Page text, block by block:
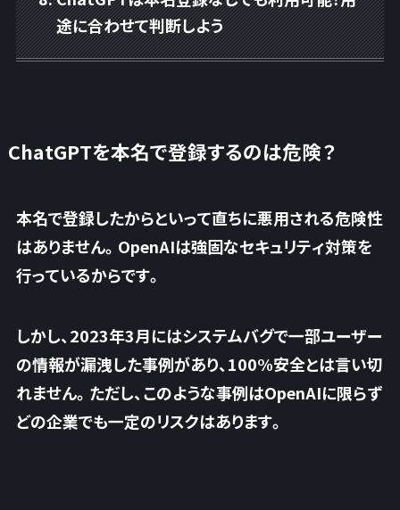
途に合わせて判断しよう
ChatGPTを本名で登録するのは危険？
本名で登録したからといって直ちに悪用される危険性
はありません。OpenAIは強固なセキュリティ対策を
行っているからです。
しかし、2023年3月にはシステムバグで一部ユーザー
の情報が漏洩した事例があり、100%安全とは言い切
れません。ただし、このような事例はOpenAIに限らず
どの企業でも一定のリスクはあります。